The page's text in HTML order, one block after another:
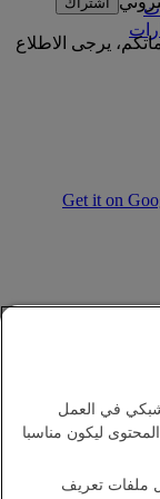
يرجى الاطلاع
في العمل
ليكون مناسبا
ملفات تعريف